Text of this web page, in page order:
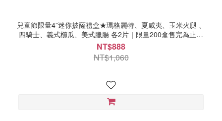
兒童節限量4”迷你披薩禮盒★瑪格麗特、夏威夷、玉米火腿 、
四騎士、義式櫛瓜、美式臘腸 各2片｜限量200盒售完為止｜
限定7-11超取 ★贈限量笑臉徽章1枚
NT$888
NT$1,060